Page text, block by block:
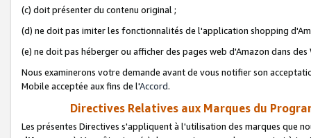
(c) doit présenter du contenu original ;
(d) ne doit pas imiter les fonctionnalités de l'application shopping
(e) ne doit pas héberger ou afficher des pages web d'Amazon dans
Nous examinerons votre demande avant de vous notifier son
Mobile acceptée aux fins de l'Accord.
Directives Relatives aux Marques du
Les présentes Directives s'appliquent à l'utilisation des marques que